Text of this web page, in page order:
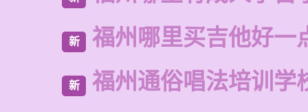
新 福州哪里买吉他好一
新 福州通俗唱法培训学